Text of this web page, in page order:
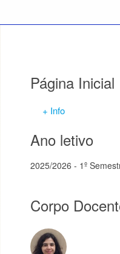
Página Inicial
+ Info
Ano letivo
2025/2026 - 1º
Corpo